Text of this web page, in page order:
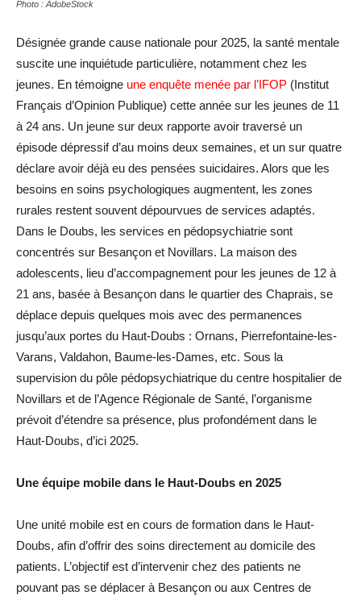
Photo : AdobeStock
Désignée grande cause nationale pour 2025, la santé mentale
suscite une inquiétude particulière, notamment chez les
jeunes. En témoigne une enquête menée par l’IFOP (Institut
Français d’Opinion Publique) cette année sur les jeunes de 11
à 24 ans. Un jeune sur deux rapporte avoir traversé un
épisode dépressif d’au moins deux semaines, et un sur quatre
déclare avoir déjà eu des pensées suicidaires. Alors que les
besoins en soins psychologiques augmentent, les zones
rurales restent souvent dépourvues de services adaptés.
Dans le Doubs, les services en pédopsychiatrie sont
concentrés sur Besançon et Novillars. La maison des
adolescents, lieu d’accompagnement pour les jeunes de 12 à
21 ans, basée à Besançon dans le quartier des Chaprais, se
déplace depuis quelques mois avec des permanences
jusqu’aux portes du Haut-Doubs : Ornans, Pierrefontaine-les-
Varans, Valdahon, Baume-les-Dames, etc. Sous la
supervision du pôle pédopsychiatrique du centre hospitalier de
Novillars et de l’Agence Régionale de Santé, l’organisme
prévoit d’étendre sa présence, plus profondément dans le
Haut-Doubs, d’ici 2025.
Une équipe mobile dans le Haut-Doubs en 2025
Une unité mobile est en cours de formation dans le Haut-
Doubs, afin d’offrir des soins directement au domicile des
patients. L’objectif est d’intervenir chez des patients ne
pouvant pas se déplacer à Besançon ou aux Centres de